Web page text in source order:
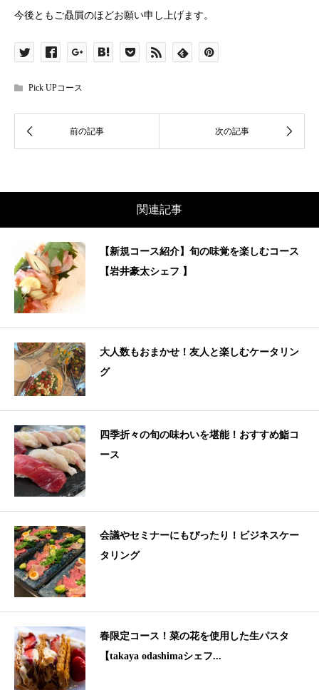
今後ともご贔屓のほどお願い申し上げます。
Pick UPコース
関連記事
【新規コース紹介】旬の味覚を楽しむコース
【岩井豪太シェフ 】
大人数もおまかせ！友人と楽しむケータリン
グ
四季折々の旬の味わいを堪能！おすすめ鮨コ
ース
会議やセミナーにもぴったり！ビジネスケー
タリング
春限定コース！菜の花を使用した生パスタ
【takaya odashimaシェフ...